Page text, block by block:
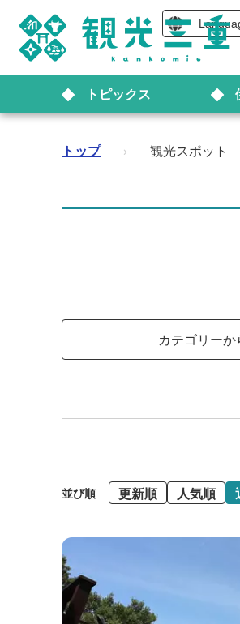
トピックス
トップ › 観光スポット
カテゴリーか
並び順 更新順 人気順